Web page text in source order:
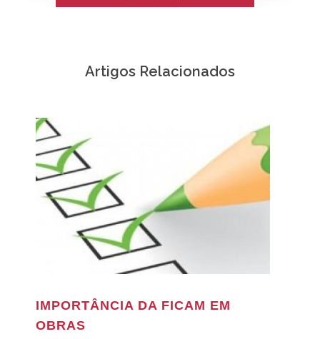
Artigos Relacionados
IMPORTÂNCIA DA FICAM EM
OBRAS